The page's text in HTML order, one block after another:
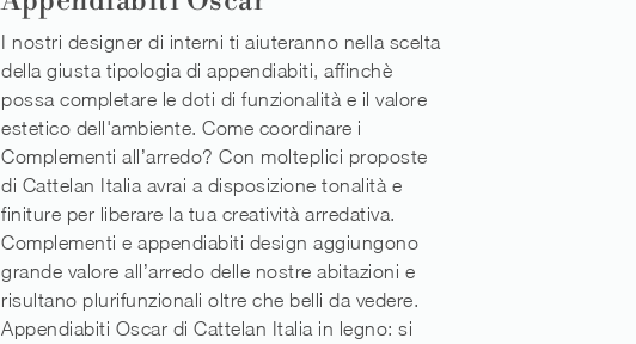
I nostri designer di interni ti aiuteranno nella scelta
della giusta tipologia di appendiabiti, affinchè
possa completare le doti di funzionalità e il valore
estetico dell'ambiente. Come coordinare i
Complementi all’arredo? Con molteplici proposte
di Cattelan Italia avrai a disposizione tonalità e
finiture per liberare la tua creatività arredativa.
Complementi e appendiabiti design aggiungono
grande valore all’arredo delle nostre abitazioni e
risultano plurifunzionali oltre che belli da vedere.
Appendiabiti Oscar di Cattelan Italia in legno: si